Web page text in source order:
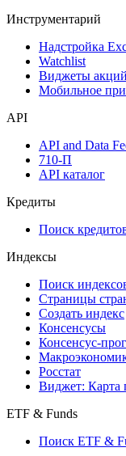
Инструментарий
Надстройка
Watchlist
Виджеты
Мобильное
API
API and Data
710-П
API каталог
Кредиты
Поиск
Индексы
Поиск
Страницы
Создать индекс
Консенсусы
Консенсус-
Росстат
Виджет: Карта
ETF & Funds
Поиск ETF &